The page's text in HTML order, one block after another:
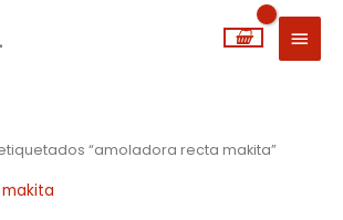
MENÚ
“amoladora recta makita”